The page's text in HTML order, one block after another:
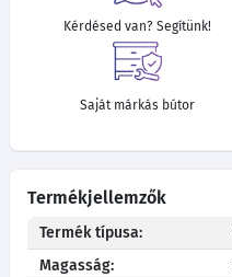
Kérdésed van? Segítünk!
Saját márkás bútor
Termékjellemzők
Termék típusa:
Magasság: